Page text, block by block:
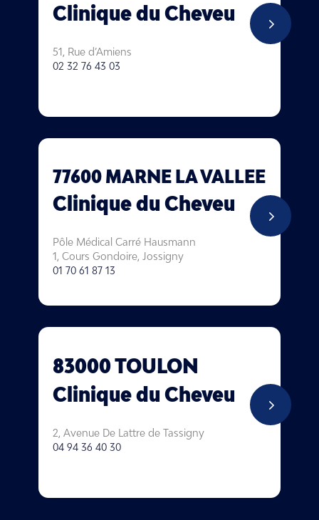
5
Clinique du Cheveu
51, Rue d’Amiens
02 32 76 43 03
5
77600 MARNE LA VALLEE
Clinique du Cheveu
Pôle Médical Carré Hausmann
1, Cours Gondoire, Jossigny
01 70 61 87 13
5
83000 TOULON
Clinique du Cheveu
2, Avenue De Lattre de Tassigny
04 94 36 40 30